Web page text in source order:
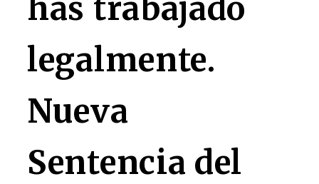
has trabajado
legalmente.
Nueva
Sentencia del